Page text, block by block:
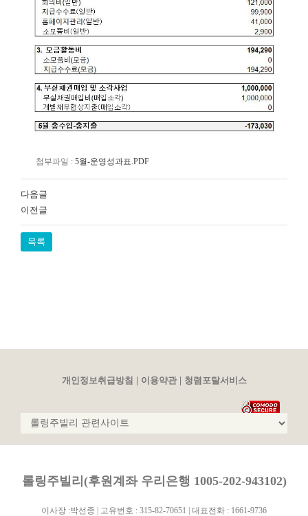
첨부파일 : 5월-운영성과표.PDF
다음글
이전글
목록
개인정보취급방침 이용약관| 청렴포탈서비스
롤링주빌리(후원계좌 우리은행 1005-202-943102)
이사장 :박선종 | 고유번호 : 315-82-70651 | 대표전화 : 1661-9736